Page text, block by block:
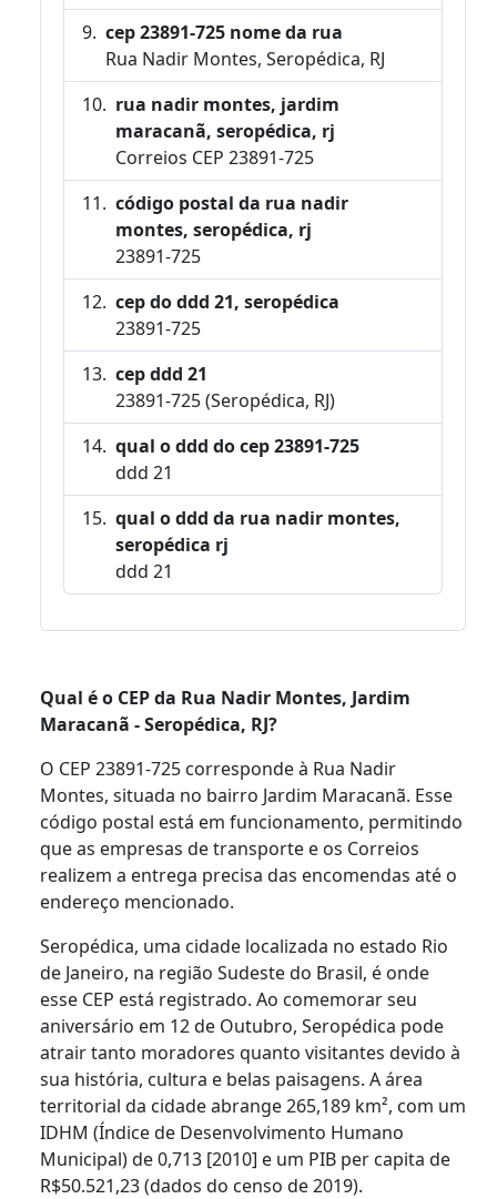
cep 23891-725 nome da rua
Rua Nadir Montes, Seropédica, RJ
rua nadir montes, jardim
maracanã, seropédica, rj
Correios CEP 23891-725
código postal da rua nadir
montes, seropédica, rj
23891-725
cep do ddd 21, seropédica
23891-725
cep ddd 21
23891-725 (Seropédica, RJ)
qual o ddd do cep 23891-725
ddd 21
qual o ddd da rua nadir montes,
seropédica rj
ddd 21
Qual é o CEP da Rua Nadir Montes, Jardim
Maracanã - Seropédica, RJ?
O CEP 23891-725 corresponde à Rua Nadir
Montes, situada no bairro Jardim Maracanã. Esse
código postal está em funcionamento, permitindo
que as empresas de transporte e os Correios
realizem a entrega precisa das encomendas até o
endereço mencionado.
Seropédica, uma cidade localizada no estado Rio
de Janeiro, na região Sudeste do Brasil, é onde
esse CEP está registrado. Ao comemorar seu
aniversário em 12 de Outubro, Seropédica pode
atrair tanto moradores quanto visitantes devido à
sua história, cultura e belas paisagens. A área
territorial da cidade abrange 265,189 km², com um
IDHM (Índice de Desenvolvimento Humano
Municipal) de 0,713 [2010] e um PIB per capita de
R$50.521,23 (dados do censo de 2019).